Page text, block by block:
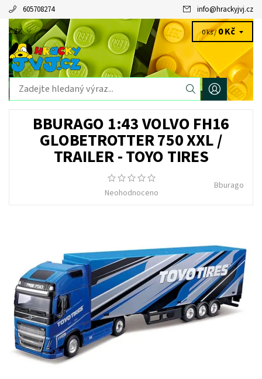
605708274 info@hrackyjvj.cz
CZK 0 ks /0 Kč
BBURAGO 1:43 VOLVO FH16
GLOBETROTTER 750 XXL /
TRAILER - TOYO TIRES
Neohodnoceno
Bburago